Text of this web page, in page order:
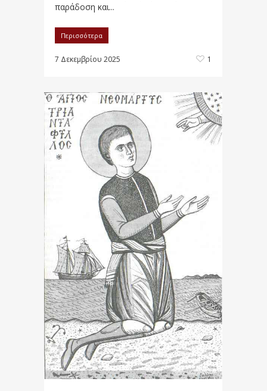
παράδοση και...
Περισσότερα
7 Δεκεμβρίου 2025 1